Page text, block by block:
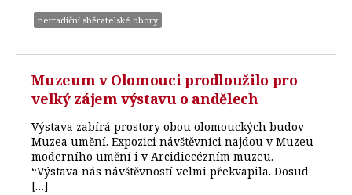
netradiční sběratelské obory
Muzeum v Olomouci prodloužilo pro
velký zájem výstavu o andělech
Výstava zabírá prostory obou olomouckých budov
Muzea umění. Expozici návštěvníci najdou v Muzeu
moderního umění i v Arcidiecézním muzeu.
“Výstava nás návštěvností velmi překvapila. Dosud
[…]